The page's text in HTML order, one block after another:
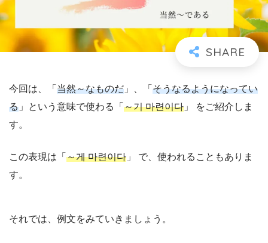
今回は、「 当然～なものだ 」、「 そうなるようになってい
る 」という意味で使わる「 ～기 마련이다 」 をご紹介しま
す。
この表現は「 ～게 마련이다 」 で、使われることもありま
す。
それでは、例文をみていきましょう。